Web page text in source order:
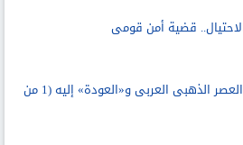
قضية أمن قومى
تأملات فى معنى العصر الذهبى العربى و«العودة» إليه (1 من